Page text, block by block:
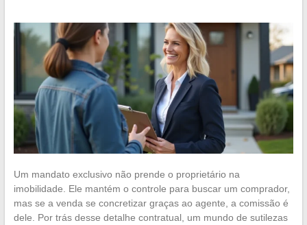
Um mandato exclusivo não prende o proprietário na
imobilidade. Ele mantém o controle para buscar um comprador,
mas se a venda se concretizar graças ao agente, a comissão é
dele. Por trás desse detalhe contratual, um mundo de sutilezas